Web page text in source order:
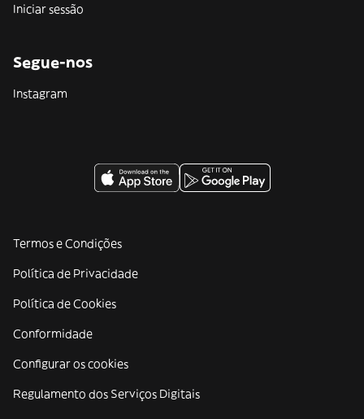
Iniciar sessão
Segue-nos
Instagram
Termos e Condições
Política de Privacidade
Política de Cookies
Conformidade
Configurar os cookies
Regulamento dos Serviços Digitais